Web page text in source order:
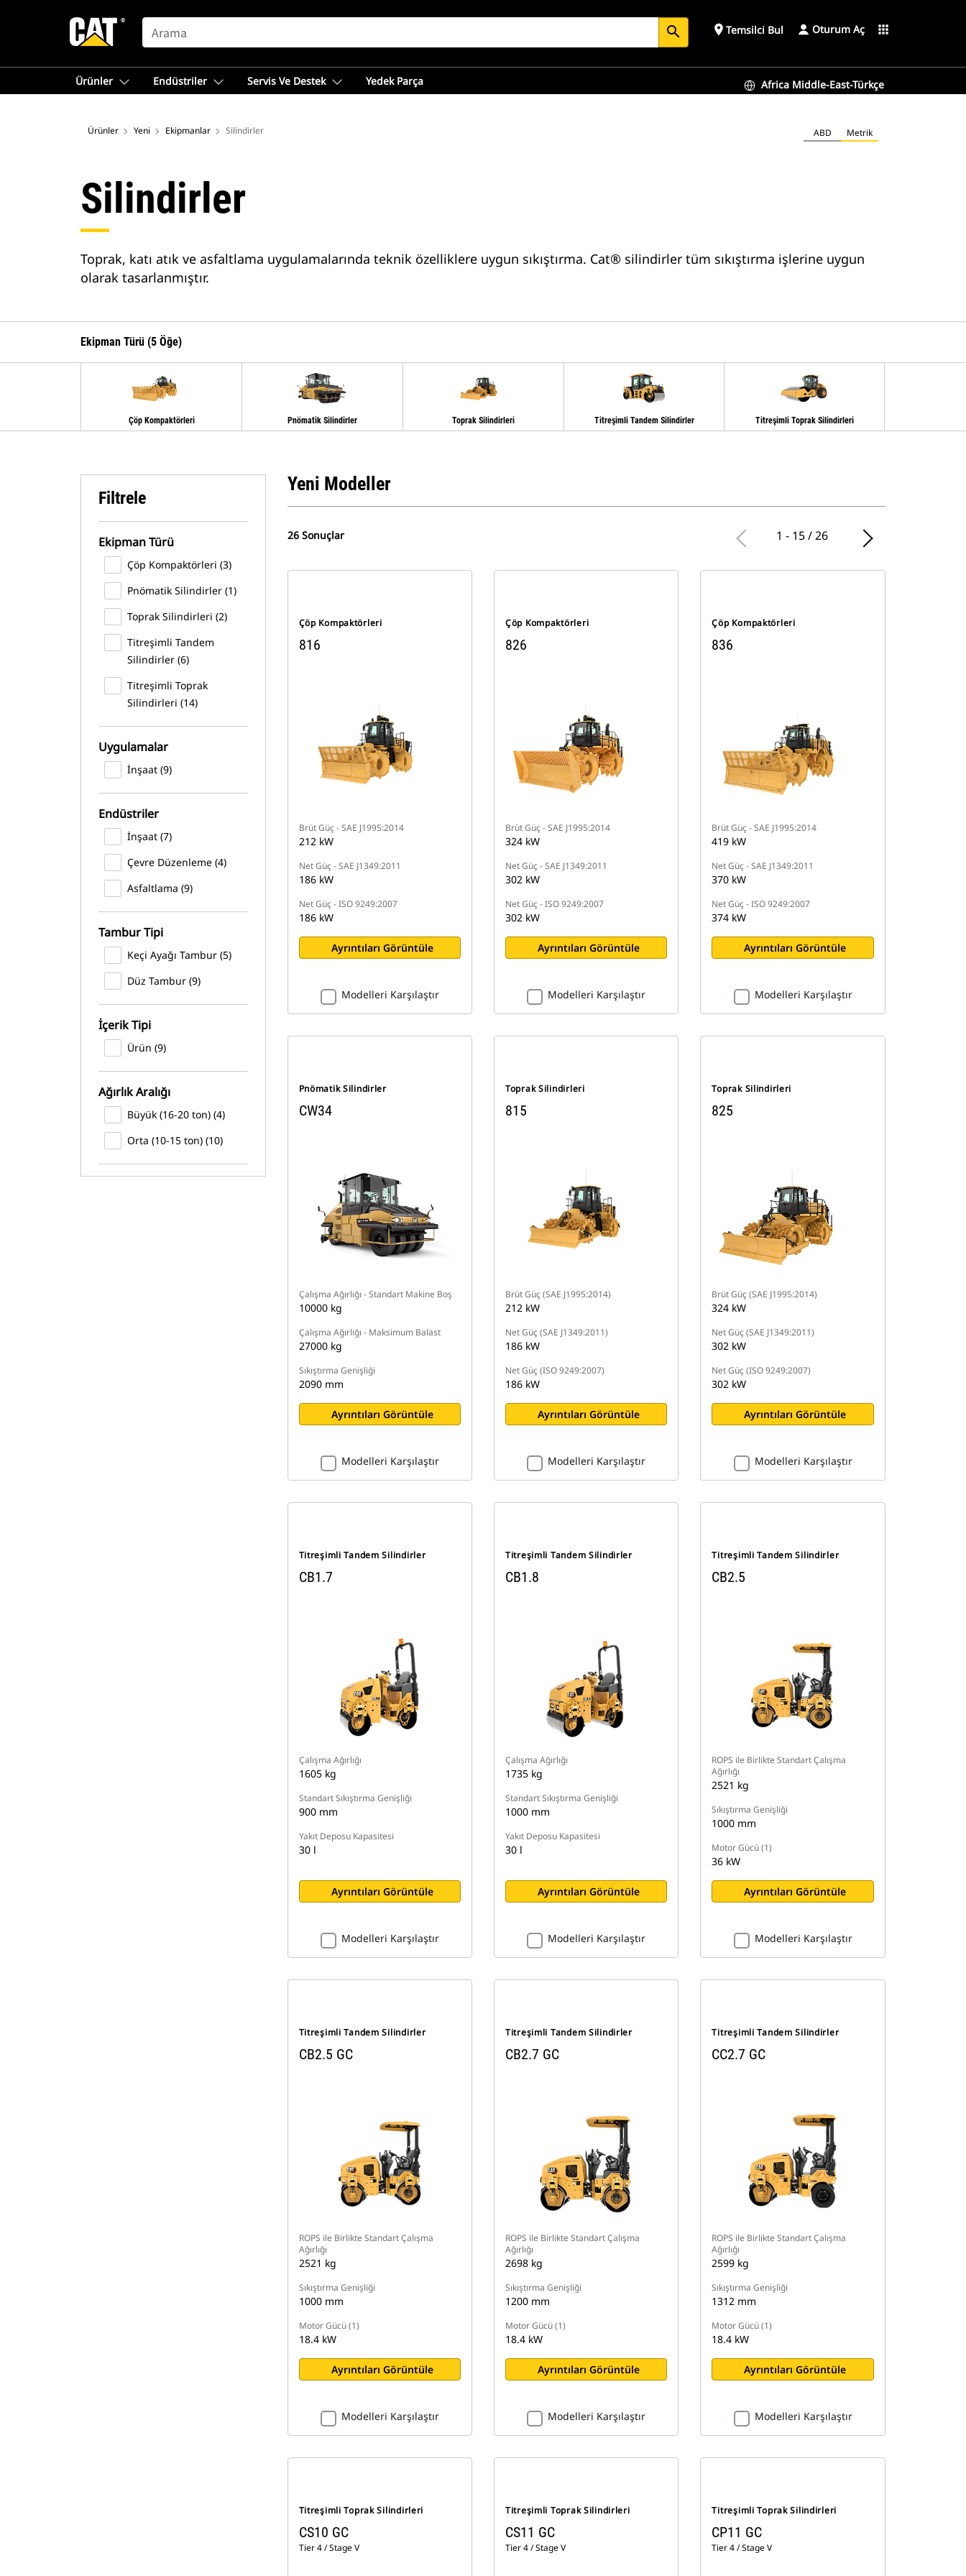
SEARCH search place Temsilci Bul Oturum Aç apps
Ürünler Endüstriler Servis Ve Destek Yedek Parça Africa Middle-East-Türkçe
Ürünler Yeni Ekipmanlar Silindirler ABD Metrik
Silindirler
Toprak, katı atık ve asfaltlama uygulamalarında teknik özelliklere uygun sıkıştırma. Cat® silindirler tüm sıkıştırma işlerine uygun
olarak tasarlanmıştır.
Ekipman Türü (5 Öğe)
Çöp Kompaktörleri Pnömatik Silindirler Toprak Silindirleri Titreşimli Tandem Silindirler Titreşimli Toprak Silindirleri
Filtrele
Ekipman Türü
Çöp Kompaktörleri (3)
Pnömatik Silindirler (1)
Toprak Silindirleri (2)
Titreşimli Tandem
Silindirler (6)
Titreşimli Toprak
Silindirleri (14)
Uygulamalar
İnşaat (9)
Endüstriler
İnşaat (7)
Çevre Düzenleme (4)
Asfaltlama (9)
Tambur Tipi
Keçi Ayağı Tambur (5)
Düz Tambur (9)
İçerik Tipi
Ürün (9)
Ağırlık Aralığı
Büyük (16-20 ton) (4)
Orta (10-15 ton) (10)
Yeni Modeller
26 Sonuçlar 1 - 15 / 26
Çöp Kompaktörleri
816
Brüt Güç - SAE J1995:2014
212 kW
Net Güç - SAE J1349:2011
186 kW
Net Güç - ISO 9249:2007
186 kW
Ayrıntıları Görüntüle
Modelleri Karşılaştır
Çöp Kompaktörleri
826
Brüt Güç - SAE J1995:2014
324 kW
Net Güç - SAE J1349:2011
302 kW
Net Güç - ISO 9249:2007
302 kW
Ayrıntıları Görüntüle
Modelleri Karşılaştır
Çöp Kompaktörleri
836
Brüt Güç - SAE J1995:2014
419 kW
Net Güç - SAE J1349:2011
370 kW
Net Güç - ISO 9249:2007
374 kW
Ayrıntıları Görüntüle
Modelleri Karşılaştır
Pnömatik Silindirler
CW34
Çalışma Ağırlığı - Standart Makine Boş
10000 kg
Çalışma Ağırlığı - Maksimum Balast
27000 kg
Sıkıştırma Genişliği
2090 mm
Ayrıntıları Görüntüle
Modelleri Karşılaştır
Toprak Silindirleri
815
Brüt Güç (SAE J1995:2014)
212 kW
Net Güç (SAE J1349:2011)
186 kW
Net Güç (ISO 9249:2007)
186 kW
Ayrıntıları Görüntüle
Modelleri Karşılaştır
Toprak Silindirleri
825
Brüt Güç (SAE J1995:2014)
324 kW
Net Güç (SAE J1349:2011)
302 kW
Net Güç (ISO 9249:2007)
302 kW
Ayrıntıları Görüntüle
Modelleri Karşılaştır
Titreşimli Tandem Silindirler
CB1.7
Çalışma Ağırlığı
1605 kg
Standart Sıkıştırma Genişliği
900 mm
Yakıt Deposu Kapasitesi
30 l
Ayrıntıları Görüntüle
Modelleri Karşılaştır
Titreşimli Tandem Silindirler
CB1.8
Çalışma Ağırlığı
1735 kg
Standart Sıkıştırma Genişliği
1000 mm
Yakıt Deposu Kapasitesi
30 l
Ayrıntıları Görüntüle
Modelleri Karşılaştır
Titreşimli Tandem Silindirler
CB2.5
ROPS ile Birlikte Standart Çalışma
Ağırlığı
2521 kg
Sıkıştırma Genişliği
1000 mm
Motor Gücü (1)
36 kW
Ayrıntıları Görüntüle
Modelleri Karşılaştır
Titreşimli Tandem Silindirler
CB2.5 GC
ROPS ile Birlikte Standart Çalışma
Ağırlığı
2521 kg
Sıkıştırma Genişliği
1000 mm
Motor Gücü (1)
18.4 kW
Ayrıntıları Görüntüle
Modelleri Karşılaştır
Titreşimli Tandem Silindirler
CB2.7 GC
ROPS ile Birlikte Standart Çalışma
Ağırlığı
2698 kg
Sıkıştırma Genişliği
1200 mm
Motor Gücü (1)
18.4 kW
Ayrıntıları Görüntüle
Modelleri Karşılaştır
Titreşimli Tandem Silindirler
CC2.7 GC
ROPS ile Birlikte Standart Çalışma
Ağırlığı
2599 kg
Sıkıştırma Genişliği
1312 mm
Motor Gücü (1)
18.4 kW
Ayrıntıları Görüntüle
Modelleri Karşılaştır
Titreşimli Toprak Silindirleri
CS10 GC
Tier 4 / Stage V
Titreşimli Toprak Silindirleri
CS11 GC
Tier 4 / Stage V
Titreşimli Toprak Silindirleri
CP11 GC
Tier 4 / Stage V